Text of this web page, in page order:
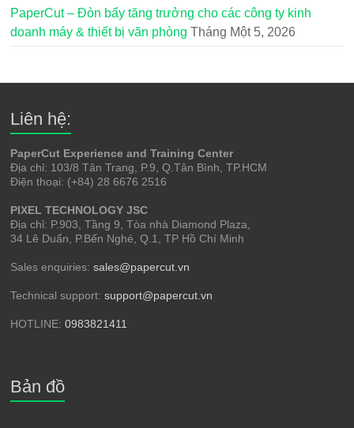
PaperCut – Đòn bẩy tăng trưởng cho các công ty kinh
doanh máy & thiết bị văn phòng Tháng Một 5, 2026
Liên hệ:
PaperCut Experience and Training Center
Địa chỉ: 103/8 Tân Trang, P.9, Q.Tân Bình, TP.HCM
Điện thoại: (+84) 28 6676 2516
PIXEL TECHNOLOGY JSC
Địa chỉ: P.903, Tầng 9, Tòa nhà Diamond Plaza,
34 Lê Duẩn, P.Bến Nghé, Q.1, TP Hồ Chí Minh
Sales enquiries:sales@papercut.vn
Technical support:support@papercut.vn
HOTLINE:0983821411
Bản đồ